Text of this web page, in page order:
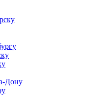
Дону